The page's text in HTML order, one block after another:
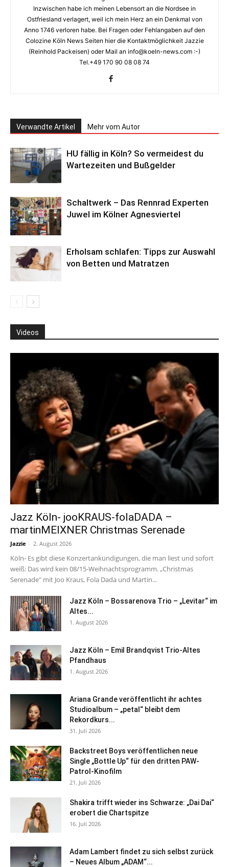
Inzwischen habe ich meinen Lebensort an die Nordsee in
Ostfriesland verlagert, weil ich mein Herz an ein Denkmal von
Anno 1746 verloren habe. Bei Fragen oder Fehlangaben auf den
Colozine Köln News Seiten hier die Kontaktmöglichkeit Jazzie
(Reinhold Packeisen) oder Mail an info@koeln-news.com :-)
Tel.+49 170 90 08 08 74
Verwandte Artikel Mehr vom Autor
HU fällig in Köln? So vermeidest du
Wartezeiten und Bußgelder
Schaltwerk – Das Rennrad Experten
Juwel im Kölner Agnesviertel
Erholsam schlafen: Tipps zur Auswahl
von Betten und Matratzen
Videos
Jazz Köln- jooKRAUS-folaDADA –
martinMEIXNER Christmas Serenade
Jazzie - 2. August 2026
Köln- Es gibt diese Konzertankündigungen, die man liest und sofort
weiß: Das wird kein 08/15-Weihnachtsprogramm. „Christmas
Serenade" mit Joo Kraus, Fola Dada und Martin...
Jazz Köln – Bossarenova Trio – „Levitar“ im
Altes...
1. August 2026
Jazz Köln – Emil Brandqvist Trio-Altes
Pfandhaus
1. August 2026
Ariana Grande veröffentlicht ihr achtes
Studioalbum – „petal“ bleibt dem
Rekordkurs...
31. Juli 2026
Backstreet Boys veröffentlichen neue
Single „Bottle Up“ für den dritten PAW-
Patrol-Kinofilm
21. Juli 2026
Shakira trifft wieder ins Schwarze: „Dai Dai“
erobert die Chartspitze
16. Juli 2026
Adam Lambert findet zu sich selbst zurück
– Neues Album „ADAM“...